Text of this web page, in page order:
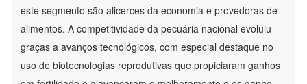
este segmento são alicerces da economia e provedoras de
alimentos. A competitividade da pecuária nacional evoluiu
graças a avanços tecnológicos, com especial destaque no
uso de biotecnologias reprodutivas que propiciaram ganhos